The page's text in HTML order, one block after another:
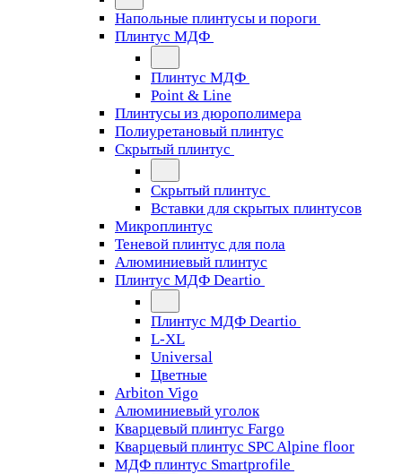
Напольные плинтусы и пороги
Плинтус МДФ
Плинтус МДФ
Point & Line
Плинтусы из дюрополимера
Полиуретановый плинтус
Скрытый плинтус
Скрытый плинтус
Вставки для скрытых плинтусов
Микроплинтус
Теневой плинтус для пола
Алюминиевый плинтус
Плинтус МДФ Deartio
Плинтус МДФ Deartio
L-XL
Universal
Цветные
Arbiton Vigo
Алюминиевый уголок
Кварцевый плинтус Fargo
Кварцевый плинтус SPC Alpine floor
МДФ плинтус Smartprofile